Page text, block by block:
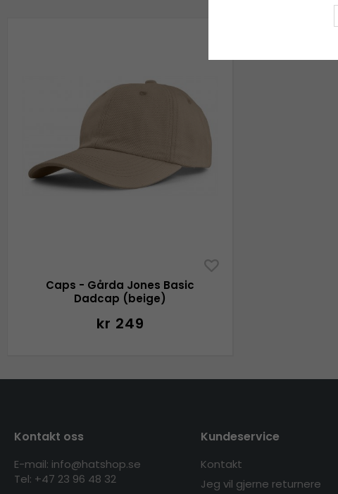
Caps - Gårda Jones Basic
Dadcap (beige)
kr 249
Kontakt oss
E-mail: info@hatshop.se
Tel: +47 23 96 48 32
Kundeservice
Kontakt
Jeg vil gjerne returnere